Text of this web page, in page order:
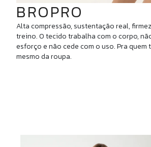
BROPRO
Alta compressão, sustentação real,
treino. O tecido trabalha com o corpo,
esforço e não cede com o uso. Pra quem
mesmo da roupa.